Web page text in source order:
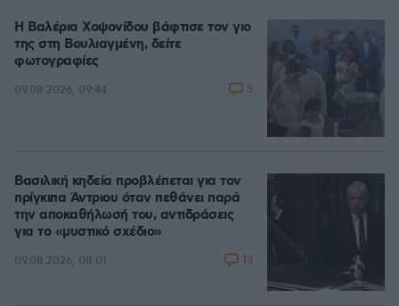
Η Βαλέρια Χοψονίδου βάφτισε τον γιο
της στη Βουλιαγμένη, δείτε
φωτογραφίες
09.08.2026, 09:44 5
Βασιλική κηδεία προβλέπεται για τον
πρίγκιπα Άντριου όταν πεθάνει παρά
την αποκαθήλωσή του, αντιδράσεις
για το «μυστικό σχέδιο»
09.08.2026, 08:01 13